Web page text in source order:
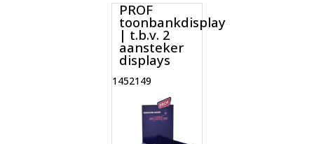
PROF
toonbankdisplay
| t.b.v. 2
aansteker
displays
1452149